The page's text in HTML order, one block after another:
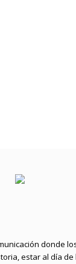
donde
estar al día de